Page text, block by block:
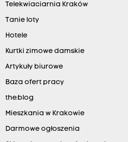
Telekwiaciarnia Kraków
Tanie loty
Hotele
Kurtki zimowe damskie
Artykuły biurowe
Baza ofert pracy
the:blog
Mieszkania w Krakowie
Darmowe ogłoszenia